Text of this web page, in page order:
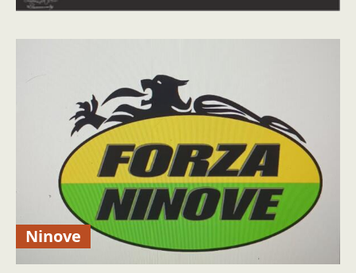
Ninove